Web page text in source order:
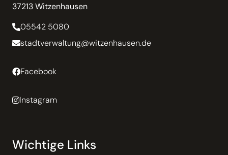
37213 Witzenhausen
05542 5080
stadtverwaltung@witzenhausen.de
Facebook
Instagram
Wichtige Links